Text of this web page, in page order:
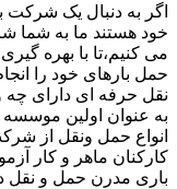
اگر به دنبال یک
خود هستند ما به شما
می کنیم،تا با بهره
حمل بارهای خود را
نقل حرفه ای دارای
به عنوان اولین موسسه
انواع حمل ونقل از
کارکنان ماهر و کار
باری مدرن حمل و نقل